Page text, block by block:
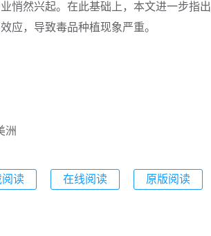
悄然兴起。在此基础上，本文进一步指
应，导致毒品种植现象严重。
洲
读 在线阅读 原版阅读